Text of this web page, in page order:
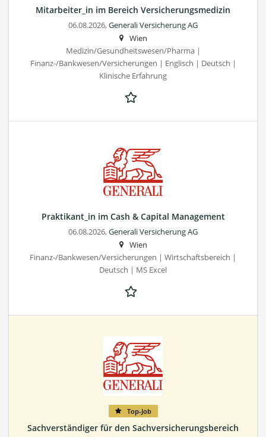
Mitarbeiter_in im Bereich Versicherungsmedizin
06.08.2026,Generali Versicherung AG
Wien
Medizin/Gesundheitswesen/Pharma |
Finanz-/Bankwesen/Versicherungen | Englisch | Deutsch |
Klinische Erfahrung
Praktikant_in im Cash & Capital Management
06.08.2026,Generali Versicherung AG
Wien
Finanz-/Bankwesen/Versicherungen | Wirtschaftsbereich |
Deutsch | MS Excel
Top-Job
Sachverständiger für den Sachversicherungsbereich